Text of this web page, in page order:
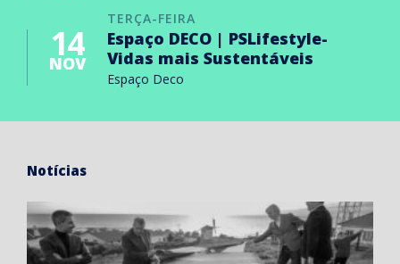
TERÇA-FEIRA
14
NOV
Espaço DECO | PSLifestyle-
Vidas mais Sustentáveis
Espaço Deco
Notícias